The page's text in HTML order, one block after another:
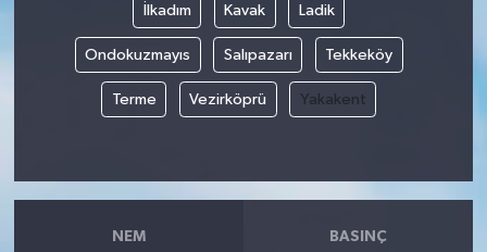
İlkadım Kavak Ladik
Ondokuzmayıs Salıpazarı Tekkeköy
Terme Vezirköprü Yakakent
NEM BASINÇ